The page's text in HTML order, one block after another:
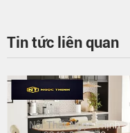
Tin tức liên quan